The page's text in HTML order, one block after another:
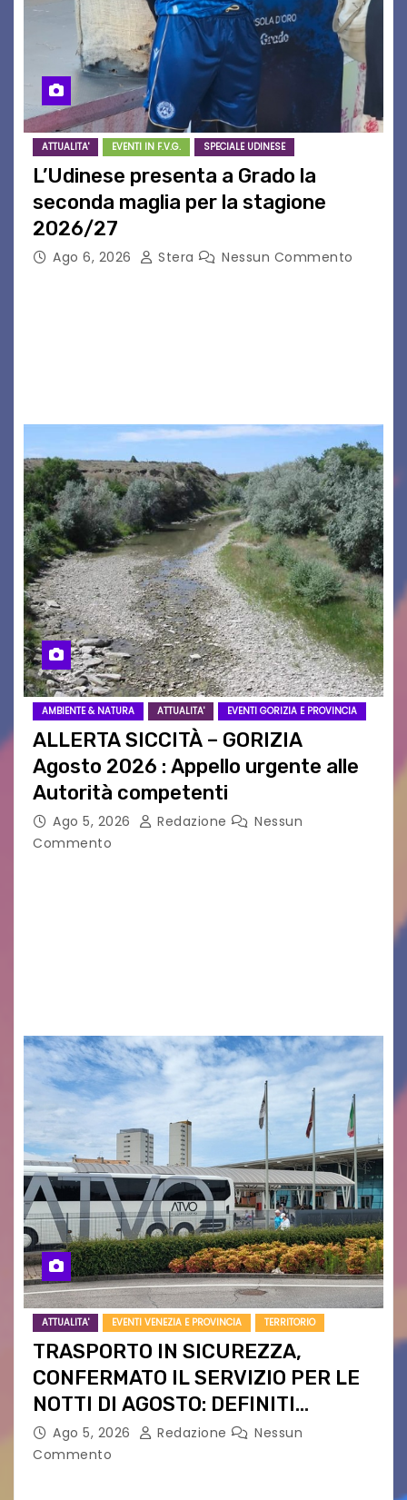
ATTUALITA' EVENTI IN F.V.G. SPECIALE UDINESE
L’Udinese presenta a Grado la
seconda maglia per la stagione
2026/27
Ago 6, 2026 Stera Nessun Commento
AMBIENTE & NATURA ATTUALITA' EVENTI GORIZIA E PROVINCIA
ALLERTA SICCITÀ – GORIZIA
Agosto 2026 : Appello urgente alle
Autorità competenti
Ago 5, 2026 Redazione
Nessun
Commento
ATTUALITA' EVENTI VENEZIA E PROVINCIA TERRITORIO
TRASPORTO IN SICUREZZA,
CONFERMATO IL SERVIZIO PER LE
NOTTI DI AGOSTO: DEFINITI
PERCORSI, FERMATE E ORARIO
Ago 5, 2026 Redazione
Nessun
Commento